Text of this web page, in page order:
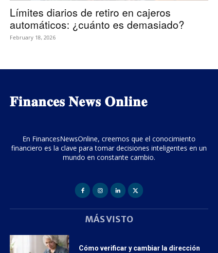
Límites diarios de retiro en cajeros
automáticos: ¿cuánto es demasiado?
February 18, 2026
𝐅𝐢𝐧𝐚𝐧𝐜𝐞𝐬 𝐍𝐞𝐰𝐬 𝐎𝐧𝐥𝐢𝐧𝐞
En FinancesNewsOnline, creemos que el conocimiento
financiero es la clave para tomar decisiones inteligentes en un
mundo en constante cambio.
MÁS VISTO
Cómo verificar y cambiar la dirección